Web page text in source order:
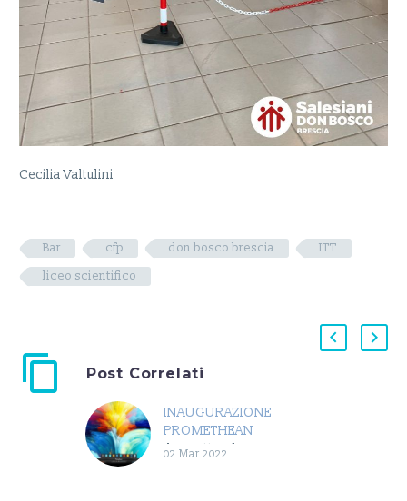
Cecilia Valtulini
Bar cfp don bosco brescia
ITT
liceo scientifico
Post Correlati
INAUGURAZIONE
PROMETHEAN
Il 27 settembre 2021,
02 Mar 2022